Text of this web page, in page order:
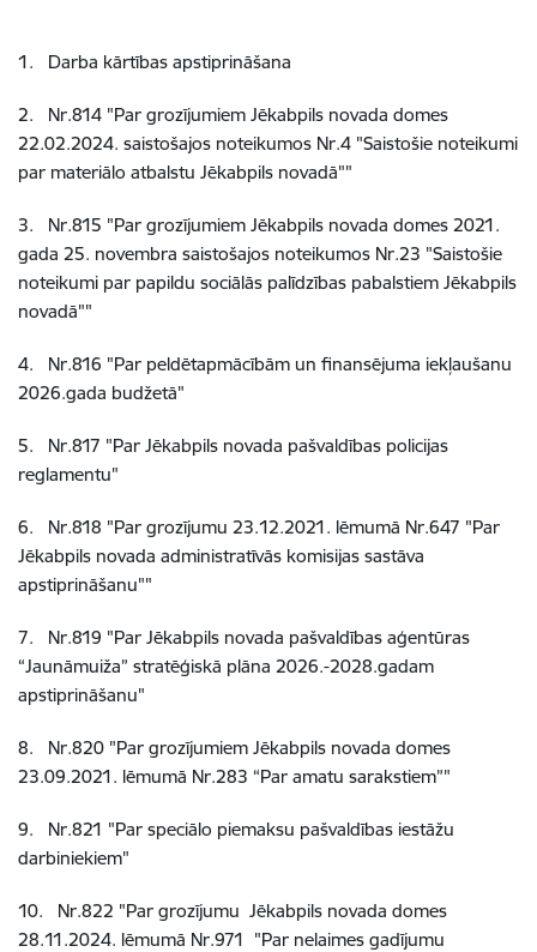
1. Darba kārtības apstiprināšana
2. Nr.814 "Par grozījumiem Jēkabpils novada domes
22.02.2024. saistošajos noteikumos Nr.4 "Saistošie noteikumi
par materiālo atbalstu Jēkabpils novadā""
3. Nr.815 "Par grozījumiem Jēkabpils novada domes 2021.
gada 25. novembra saistošajos noteikumos Nr.23 "Saistošie
noteikumi par papildu sociālās palīdzības pabalstiem Jēkabpils
novadā""
4. Nr.816 "Par peldētapmācībām un finansējuma iekļaušanu
2026.gada budžetā"
5. Nr.817 "Par Jēkabpils novada pašvaldības policijas
reglamentu"
6. Nr.818 "Par grozījumu 23.12.2021. lēmumā Nr.647 "Par
Jēkabpils novada administratīvās komisijas sastāva
apstiprināšanu""
7. Nr.819 "Par Jēkabpils novada pašvaldības aģentūras
“Jaunāmuiža” stratēģiskā plāna 2026.-2028.gadam
apstiprināšanu"
8. Nr.820 "Par grozījumiem Jēkabpils novada domes
23.09.2021. lēmumā Nr.283 “Par amatu sarakstiem”"
9. Nr.821 "Par speciālo piemaksu pašvaldības iestāžu
darbiniekiem"
10. Nr.822 "Par grozījumu Jēkabpils novada domes
28.11.2024. lēmumā Nr.971 "Par nelaimes gadījumu